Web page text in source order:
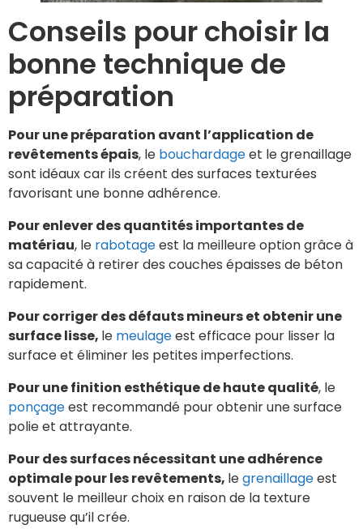
Conseils pour choisir la
bonne technique de
préparation
Pour une préparation avant l’application de
revêtements épais, le bouchardageet le grenaillage
sont idéaux car ils créent des surfaces texturées
favorisant une bonne adhérence.
Pour enlever des quantités importantes de
matériau, le rabotageest la meilleure option grâce à
sa capacité à retirer des couches épaisses de béton
rapidement.
Pour corriger des défauts mineurs et obtenir une
surface lisse, le meulageest efficace pour lisser la
surface et éliminer les petites imperfections.
Pour une finition esthétique de haute qualité, le
ponçageest recommandé pour obtenir une surface
polie et attrayante.
Pour des surfaces nécessitant une adhérence
optimale pour les revêtements, legrenaillageest
souvent le meilleur choix en raison de la texture
rugueuse qu’il crée.